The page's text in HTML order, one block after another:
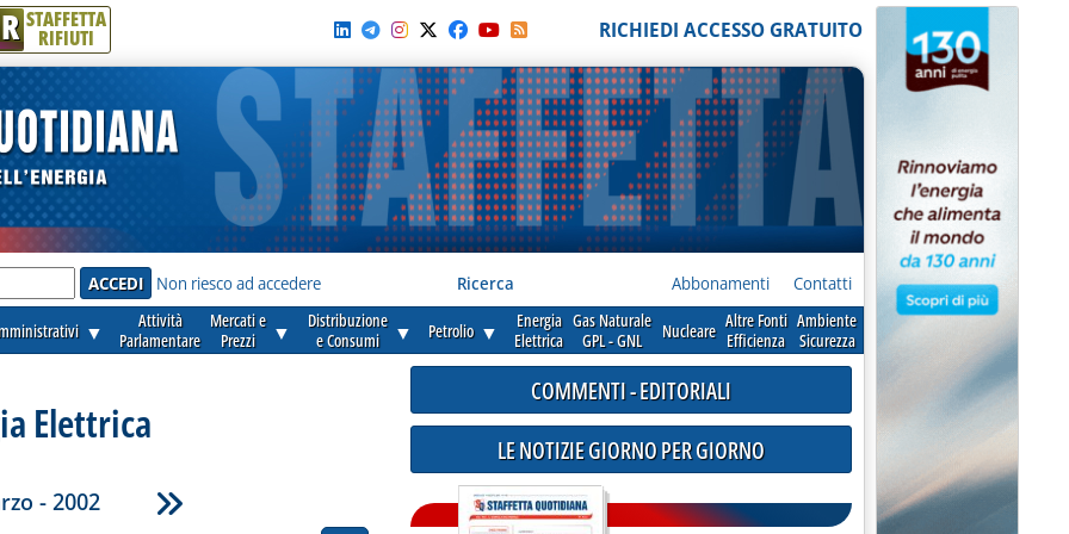
R STAFFETTA
RIFIUTI RICHIEDI ACCESSO GRATUITO
Non riesco ad accedere Ricerca Abbonamenti Contatti
▼
Attività
Parlamentare
Mercati e
Prezzi
▼
Distribuzione
e Consumi
▼ Petrolio ▼
Energia
Elettrica
Gas Naturale
GPL - GNL
Nucleare Altre Fonti
Efficienza
Ambiente
Sicurezza
Elettrica
- 2002
COMMENTI - EDITORIALI
LE NOTIZIE GIORNO PER GIORNO